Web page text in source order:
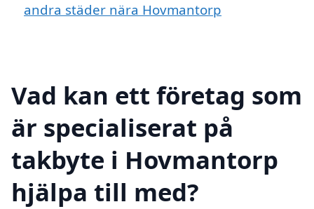
andra städer nära Hovmantorp
Vad kan ett företag som
är specialiserat på
takbyte i Hovmantorp
hjälpa till med?